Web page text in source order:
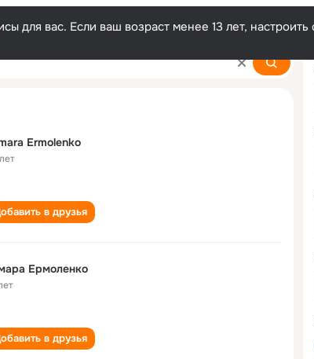
для вас. Если ваш возраст менее 13 лет,
Ermolenko
в друзья
Ермоленко
в друзья